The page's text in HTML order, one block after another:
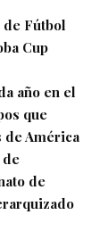
Fútbol
Cup
año en el
que
de América
de
de